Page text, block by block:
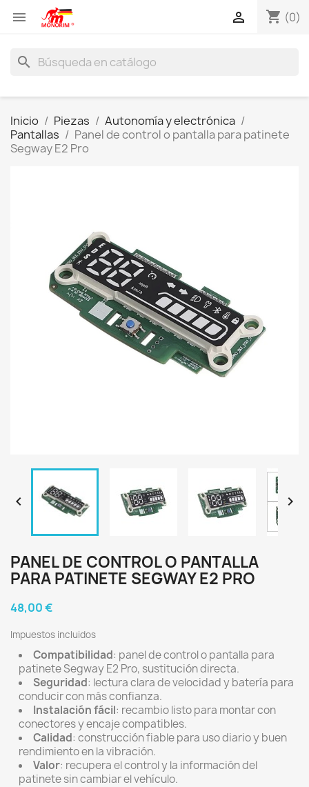
 shopping_cart (0)

search
Inicio Piezas
Autonomía y electrónica
Pantallas
Panel de control o pantalla para patinete
Segway E2 Pro
 
PANEL DE CONTROL O PANTALLA
PARA PATINETE SEGWAY E2 PRO
48,00 €
Impuestos incluidos
Compatibilidad: panel de control o pantalla para
patinete Segway E2 Pro, sustitución directa.
Seguridad: lectura clara de velocidad y batería para
conducir con más confianza.
Instalación fácil: recambio listo para montar con
conectores y encaje compatibles.
Calidad: construcción fiable para uso diario y buen
rendimiento en la vibración.
Valor: recupera el control y la información del
patinete sin cambiar el vehículo.